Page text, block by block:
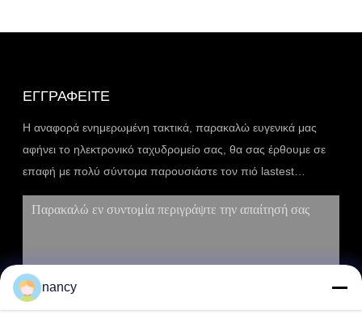
ΕΓΓΡΑΦΕΊΤΕ
Η αναφορά ενημερωμένη τακτικά, παρακαλώ ευγενικά μας
αφήνει το ηλεκτρονικό ταχυδρομείο σας, θα σας έρθουμε σε
επαφή με πολύ σύντομα παρουσιάστε τον πιό lastest
κατάλογο.
nancy